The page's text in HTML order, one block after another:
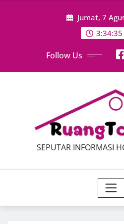
Jumat, 7
3:34:37
Follow Us
SEPUTAR INFORMASI